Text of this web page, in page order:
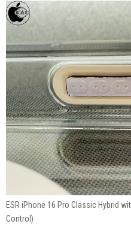
ESR iPhone 16 Pro Classic Hybrid
Control)